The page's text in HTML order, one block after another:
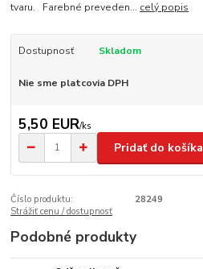
tvaru. Farebné preveden... celý popis
Dostupnosť Skladom
Nie sme platcovia DPH
5,50 EUR/ks
Pridať do košíka
Číslo produktu:
28249
Strážiť cenu / dostupnosť
Podobné produkty